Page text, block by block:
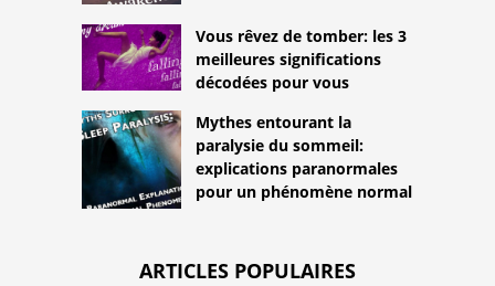
Vous rêvez de tomber: les 3
meilleures significations
décodées pour vous
Mythes entourant la
paralysie du sommeil:
explications paranormales
pour un phénomène normal
ARTICLES POPULAIRES